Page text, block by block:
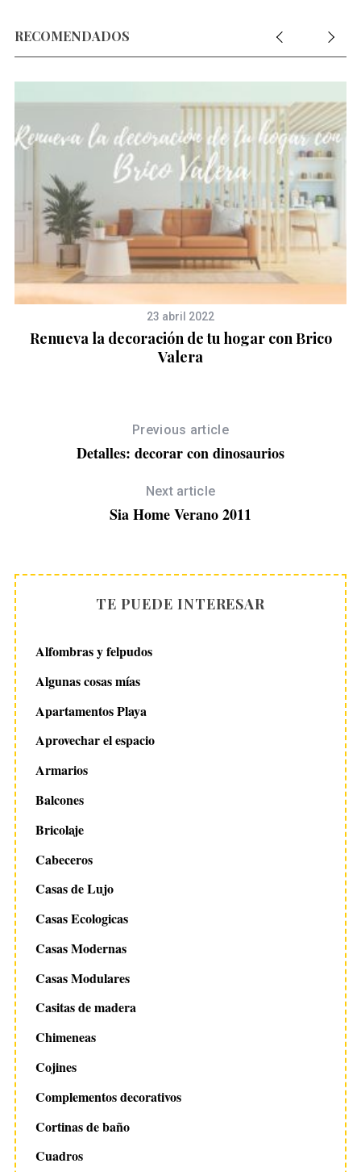
RECOMENDADOS
23 abril 2022
Renueva la decoración de tu hogar con Brico
Valera
Previous article
Detalles: decorar con dinosaurios
Next article
Sia Home Verano 2011
TE PUEDE INTERESAR
Alfombras y felpudos
Algunas cosas mías
Apartamentos Playa
Aprovechar el espacio
Armarios
Balcones
Bricolaje
Cabeceros
Casas de Lujo
Casas Ecologicas
Casas Modernas
Casas Modulares
Casitas de madera
Chimeneas
Cojines
Complementos decorativos
Cortinas de baño
Cuadros